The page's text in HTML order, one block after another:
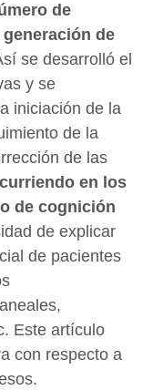
de
de
se desarrolló el
y se
iniciación de la
de la
de las
en los
de cognición
de explicar
de pacientes
Este artículo
con respecto a